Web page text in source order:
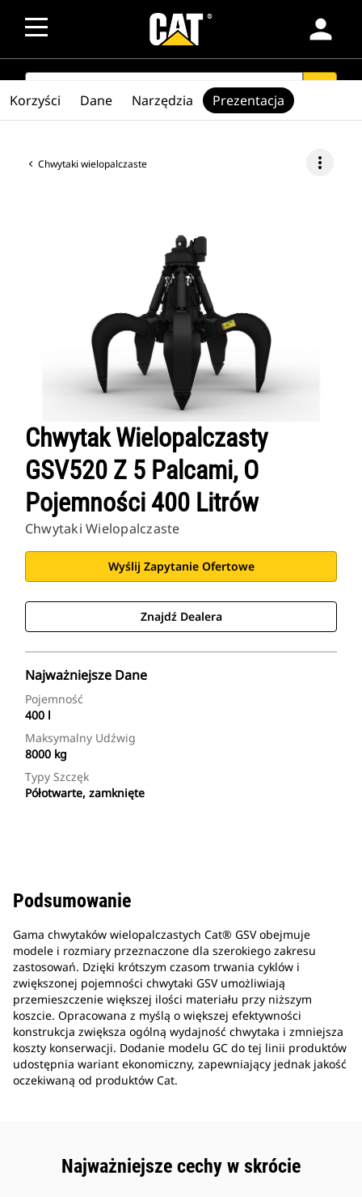
person
SEARCH
Chwytaki wielopalczaste more_vert
Chwytak Wielopalczasty
GSV520 Z 5 Palcami, O
Pojemności 400 Litrów
Chwytaki Wielopalczaste
Wyślij Zapytanie Ofertowe
Znajdź Dealera
Najważniejsze Dane
Pojemność
400 l
Maksymalny Udźwig
8000 kg
Typy Szczęk
Półotwarte, zamknięte
Korzyści Dane Narzędzia Prezentacja
Podsumowanie
Gama chwytaków wielopalczastych Cat® GSV obejmuje
modele i rozmiary przeznaczone dla szerokiego zakresu
zastosowań. Dzięki krótszym czasom trwania cyklów i
zwiększonej pojemności chwytaki GSV umożliwiają
przemieszczenie większej ilości materiału przy niższym
koszcie. Opracowana z myślą o większej efektywności
konstrukcja zwiększa ogólną wydajność chwytaka i zmniejsza
koszty konserwacji. Dodanie modelu GC do tej linii produktów
udostępnia wariant ekonomiczny, zapewniający jednak jakość
oczekiwaną od produktów Cat.
Najważniejsze cechy w skrócie